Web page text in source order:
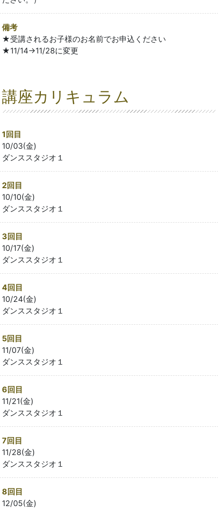
備考
★受講されるお子様のお名前でお申込ください
★11/14→11/28に変更
講座カリキュラム
1回目
10/03(金)
ダンススタジオ１
2回目
10/10(金)
ダンススタジオ１
3回目
10/17(金)
ダンススタジオ１
4回目
10/24(金)
ダンススタジオ１
5回目
11/07(金)
ダンススタジオ１
6回目
11/21(金)
ダンススタジオ１
7回目
11/28(金)
ダンススタジオ１
8回目
12/05(金)